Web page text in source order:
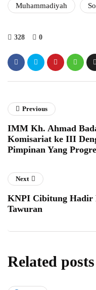
Muhammadiyah
328 0
Previous
IMM Kh. Ahmad
Komisariat ke III
Pimpinan Yang
Next
KNPI Cibitung Hadir
Tawuran
Related posts